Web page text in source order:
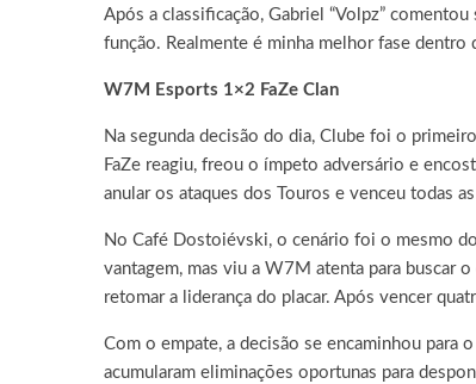
Após a classificação, Gabriel “Volpz”
função. Realmente é minha melhor fase dentro
W7M Esports 1×2 FaZe Clan
Na segunda decisão do dia, Clube foi o
FaZe reagiu, freou o ímpeto adversário e
anular os ataques dos Touros e venceu todas
No Café Dostoiévski, o cenário foi o mesmo
vantagem, mas viu a W7M atenta para buscar
retomar a liderança do placar. Após vencer
Com o empate, a decisão se encaminhou para
acumularam eliminações oportunas para